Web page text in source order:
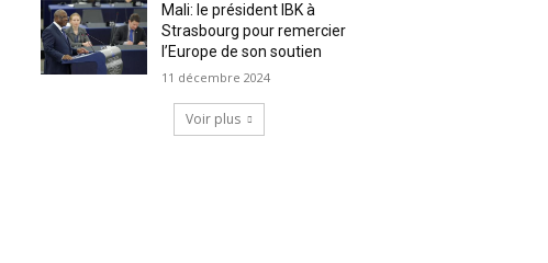
Mali: le président IBK à
Strasbourg pour remercier
l’Europe de son soutien
11 décembre 2024
Voir plus